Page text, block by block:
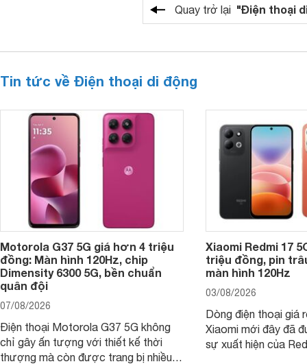
Quay trở lại "Điện thoại
Tin tức về Điện thoại di động
Motorola G37 5G giá hơn 4 triệu
đồng: Màn hình 120Hz, chip
Dimensity 6300 5G, bền chuẩn
quân đội
07/08/2026
Điện thoại Motorola G37 5G không
chỉ gây ấn tượng với thiết kế thời
thượng mà còn được trang bị nhiều
Xiaomi Redmi 17
triệu đồng, pin
màn hình 120Hz
03/08/2026
Dòng điện thoại giá
Xiaomi mới đây đã
sự xuất hiện của